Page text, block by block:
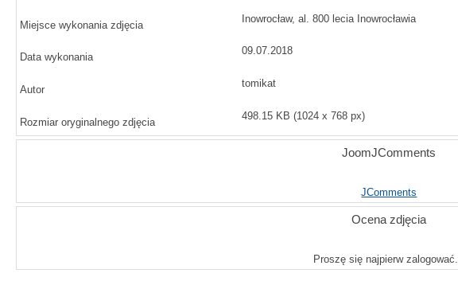
Miejsce wykonania zdjęcia
Inowrocław, al. 800 lecia Inowrocławia
Data wykonania
09.07.2018
Autor
tomikat
Rozmiar oryginalnego zdjęcia
498.15 KB (1024 x 768 px)
JoomJComments
JComments
Ocena zdjęcia
Proszę się najpierw